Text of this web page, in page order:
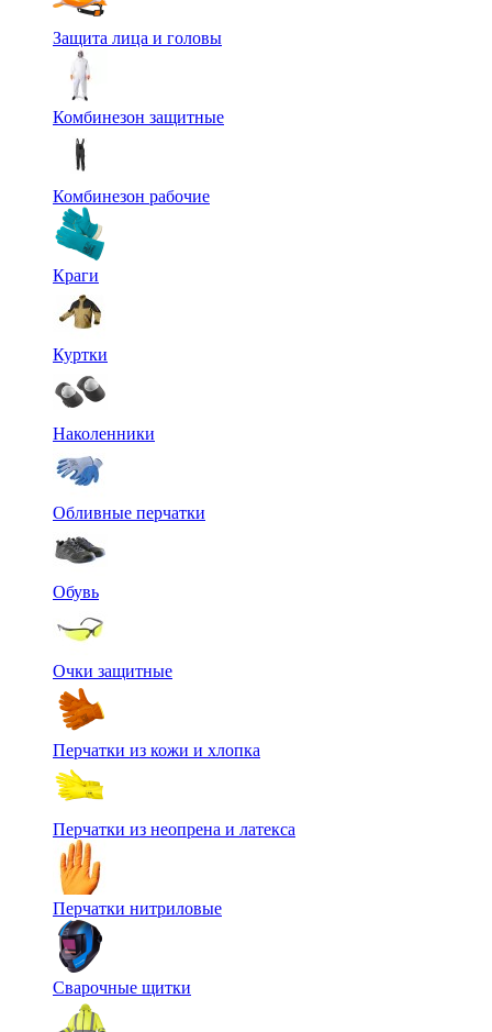
Защита лица и головы
Комбинезон защитные
Комбинезон рабочие
Краги
Куртки
Наколенники
Обливные перчатки
Обувь
Очки защитные
Перчатки из кожи и хлопка
Перчатки из неопрена и латекса
Перчатки нитриловые
Сварочные щитки